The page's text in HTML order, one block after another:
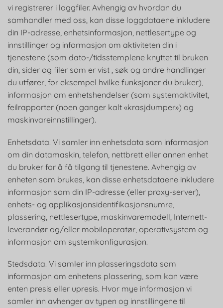
vi registrerer i loggfiler. Avhengig av hvordan du
samhandler med oss, kan disse loggdataene inkludere
din IP-adresse, enhetsinformasjon, nettlesertype og
innstillinger og informasjon om aktiviteten din i
tjenestene (som dato-/tidsstemplene knyttet til bruken
din, sider og filer som er vist , søk og andre handlinger
du utfører, for eksempel hvilke funksjoner du bruker),
informasjon om enhetshendelser (som systemaktivitet,
feilrapporter (noen ganger kalt «krasjdumper») og
maskinvareinnstillinger).
Enhetsdata. Vi samler inn enhetsdata som informasjon
om din datamaskin, telefon, nettbrett eller annen enhet
du bruker for å få tilgang til tjenestene. Avhengig av
enheten som brukes, kan disse enhetsdataene inkludere
informasjon som din IP-adresse (eller proxy-server),
enhets- og applikasjonsidentifikasjonsnumre,
plassering, nettlesertype, maskinvaremodell, Internett-
leverandør og/eller mobiloperatør, operativsystem og
informasjon om systemkonfigurasjon.
Stedsdata. Vi samler inn plasseringsdata som
informasjon om enhetens plassering, som kan være
enten presis eller upresis. Hvor mye informasjon vi
samler inn avhenger av typen og innstillingene til